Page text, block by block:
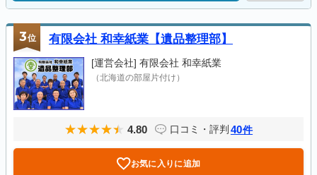
3位 有限会社 和幸紙業【遺品整理部】
[運営会社] 有限会社 和幸紙業
（北海道の部屋片付け）
4.80 口コミ・評判 40件
お気に入りに追加